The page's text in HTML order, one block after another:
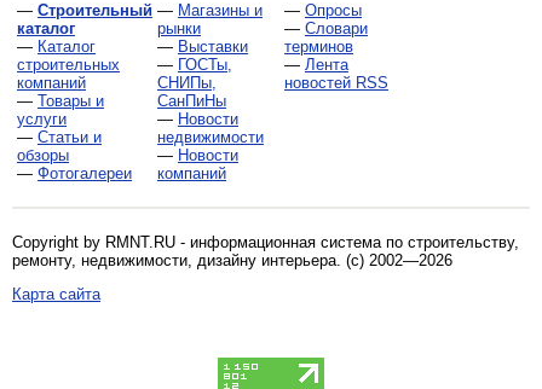
— Строительный
каталог
— Каталог
строительных
компаний
— Товары и
услуги
— Статьи и
обзоры
— Фотогалереи
— Магазины и
рынки
— Выставки
— ГОСТы,
СНИПы,
СанПиНы
— Новости
недвижимости
— Новости
компаний
— Опросы
— Словари
терминов
— Лента
новостей RSS
Copyright by RMNT.RU - информационная система по строительству,
ремонту, недвижимости, дизайну интерьера. (c) 2002—2026
Карта сайта